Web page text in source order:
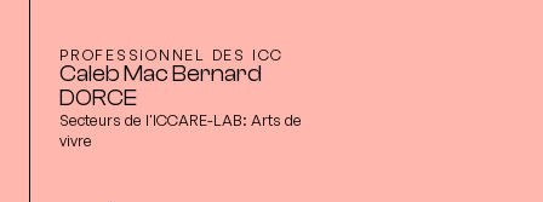
PROFESSIONNEL DES ICC
Caleb Mac Bernard
DORCE
Secteurs de l'ICCARE-LAB: Arts de
vivre